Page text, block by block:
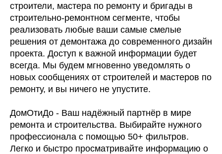
строители, мастера по ремонту и бригады в
строительно-ремонтном сегменте, чтобы
реализовать любые ваши самые смелые
решения от демонтажа до современного дизайн
проекта. Доступ к важной информации будет
всегда. Мы будем мгновенно уведомлять о
новых сообщениях от строителей и мастеров по
ремонту, и вы ничего не упустите.
ДомОтиДо - Ваш надёжный партнёр в мире
ремонта и строительства. Выбирайте нужного
профессионала с помощью 50+ фильтров.
Легко и быстро просматривайте информацию о